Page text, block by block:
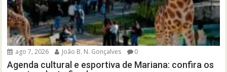
ago 7, 2026 João B. N. Gonçalves 0
Agenda cultural e esportiva de Mariana: confira os